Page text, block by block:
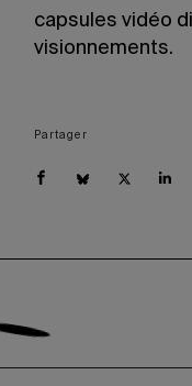
capsules vidéo
visionnements.
Partager